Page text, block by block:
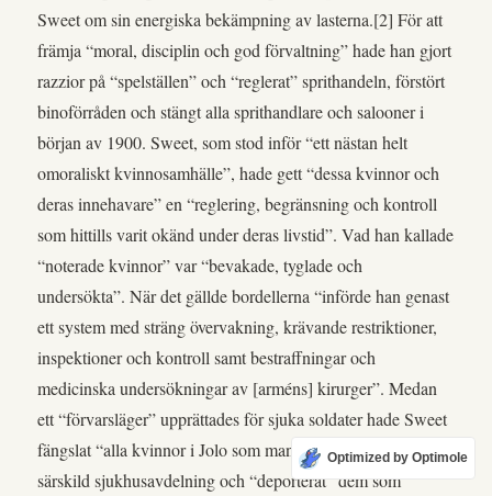
Sweet om sin energiska bekämpning av lasterna.[2] För att
främja “moral, disciplin och god förvaltning” hade han gjort
razzior på “spelställen” och “reglerat” sprithandeln, förstört
binoförråden och stängt alla sprithandlare och salooner i
början av 1900. Sweet, som stod inför “ett nästan helt
omoraliskt kvinnosamhälle”, hade gett “dessa kvinnor och
deras innehavare” en “reglering, begränsning och kontroll
som hittills varit okänd under deras livstid”. Vad han kallade
“noterade kvinnor” var “bevakade, tyglade och
undersökta”. När det gällde bordellerna “införde han genast
ett system med sträng övervakning, krävande restriktioner,
inspektioner och kontroll samt bestraffningar och
medicinska undersökningar av [arméns] kirurger”. Medan
ett “förvarsläger” upprättades för sjuka soldater hade Sweet
fängslat “alla kvinnor i Jolo som man visste var sjuka” i en
särskild sjukhusavdelning och “deporterat” dem som
Optimized by Optimole